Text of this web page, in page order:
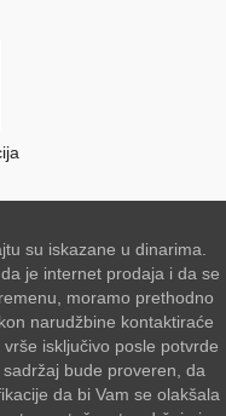
su iskazane u dinarima.
je internet prodaja i da se
moramo prethodno
narudžbine kontaktiraće
isključivo posle potvrde
bude proveren, da
da bi Vam se olakšala